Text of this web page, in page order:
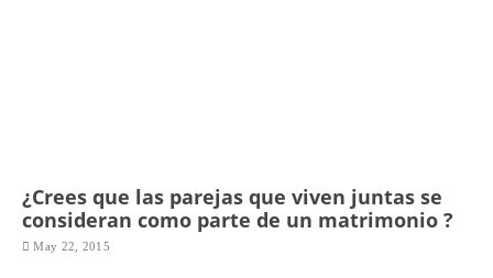
¿Crees que las parejas que viven juntas se
consideran como parte de un matrimonio ?
May 22, 2015